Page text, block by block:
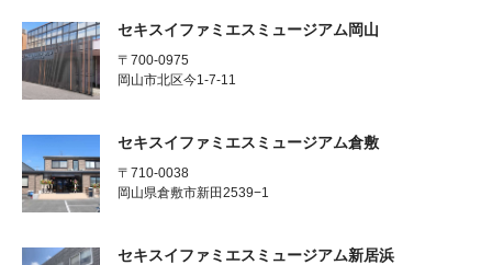
セキスイファミエスミュージアム岡山
〒700-0975
岡山市北区今1-7-11
セキスイファミエスミュージアム倉敷
〒710-0038
岡山県倉敷市新田2539−1
セキスイファミエスミュージアム新居浜